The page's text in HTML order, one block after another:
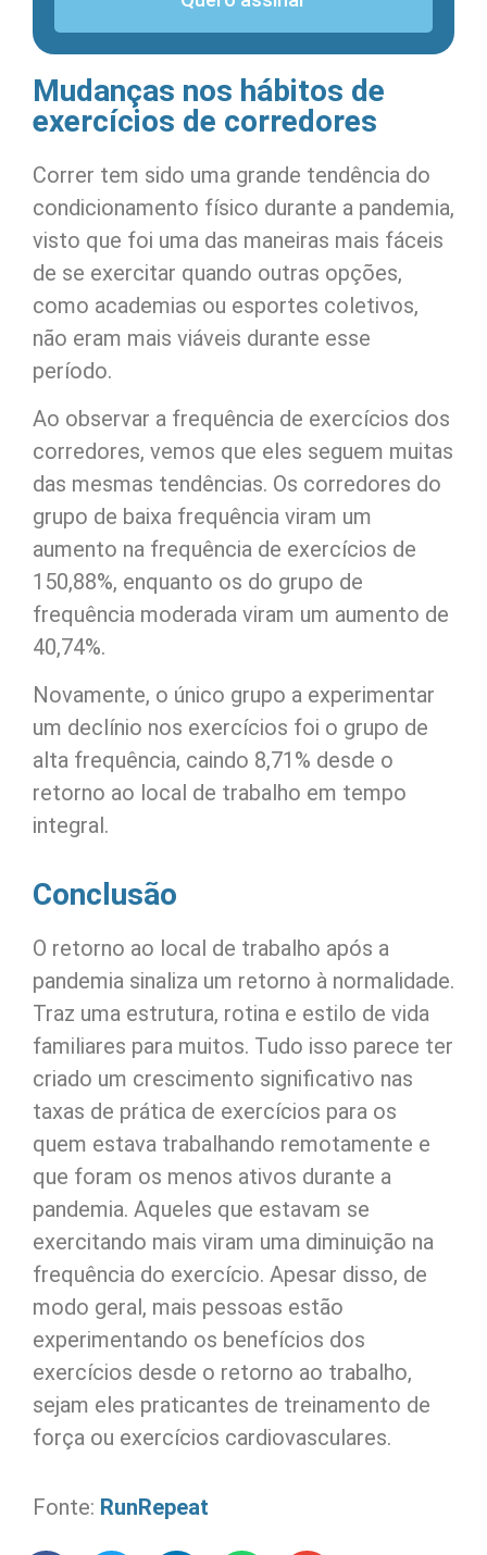
Mudanças nos hábitos de
exercícios de corredores
Correr tem sido uma grande tendência do
condicionamento físico durante a pandemia,
visto que foi uma das maneiras mais fáceis
de se exercitar quando outras opções,
como academias ou esportes coletivos,
não eram mais viáveis ​​durante esse
período.
Ao observar a frequência de exercícios dos
corredores, vemos que eles seguem muitas
das mesmas tendências. Os corredores do
grupo de baixa frequência viram um
aumento na frequência de exercícios de
150,88%, enquanto os do grupo de
frequência moderada viram um aumento de
40,74%.
Novamente, o único grupo a experimentar
um declínio nos exercícios foi o grupo de
alta frequência, caindo 8,71% desde o
retorno ao local de trabalho em tempo
integral.
Conclusão
O retorno ao local de trabalho após a
pandemia sinaliza um retorno à normalidade.
Traz uma estrutura, rotina e estilo de vida
familiares para muitos. Tudo isso parece ter
criado um crescimento significativo nas
taxas de prática de exercícios para os
quem estava trabalhando remotamente e
que foram os menos ativos durante a
pandemia. Aqueles que estavam se
exercitando mais viram uma diminuição na
frequência do exercício. Apesar disso, de
modo geral, mais pessoas estão
experimentando os benefícios dos
exercícios desde o retorno ao trabalho,
sejam eles praticantes de treinamento de
força ou exercícios cardiovasculares.
Fonte: RunRepeat